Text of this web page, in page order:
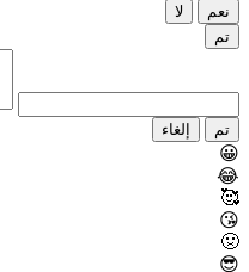
نعم
لا
تم
تم إلغاء
😀
😂
🥰
😘
🤢
😎